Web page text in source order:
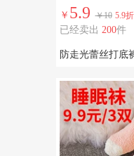
￥ 5.9 ￥10 5.9折
已经卖出 200件
防走光蕾丝打底